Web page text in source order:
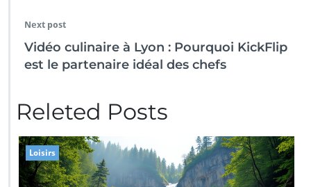
Next post
Vidéo culinaire à Lyon : Pourquoi KickFlip
est le partenaire idéal des chefs
Releted Posts
Loisirs